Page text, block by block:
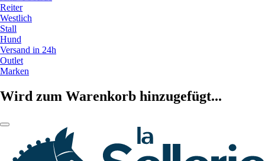
Reiter
Westlich
Stall
Hund
Versand in 24h
Outlet
Marken
Wird zum Warenkorb hinzugefügt...